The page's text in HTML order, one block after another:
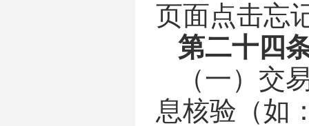
页面点击忘
第二十四
（一） 交
息核验（如